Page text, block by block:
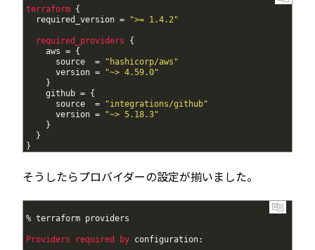
terraform {
required_version = ">= 1.4.2"
required_providers
{
aws = {
source
=
"hashicorp/aws"
version =
"~> 4.59.0"
}
github = {
source
=
"integrations/github"
version =
"~> 5.18.3"
}
}
}
そうしたらプロバイダーの設定が揃いました。
% terraform providers
Providers required by configuration: